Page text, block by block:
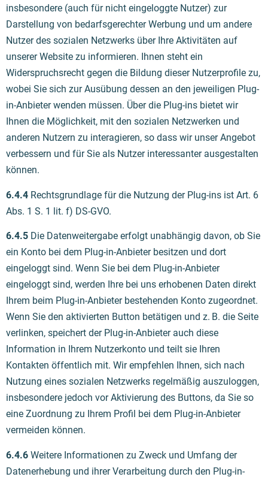
insbesondere (auch für nicht eingeloggte Nutzer) zur
Darstellung von bedarfsgerechter Werbung und um andere
Nutzer des sozialen Netzwerks über Ihre Aktivitäten auf
unserer Website zu informieren. Ihnen steht ein
Widerspruchsrecht gegen die Bildung dieser Nutzerprofile zu,
wobei Sie sich zur Ausübung dessen an den jeweiligen Plug-
in-Anbieter wenden müssen. Über die Plug-ins bietet wir
Ihnen die Möglichkeit, mit den sozialen Netzwerken und
anderen Nutzern zu interagieren, so dass wir unser Angebot
verbessern und fürSie als Nutzer interessanter ausgestalten
können.
6.4.4 Rechtsgrundlage für die Nutzung der Plug-ins ist Art. 6
Abs. 1 S. 1 lit. f) DS-GVO.
6.4.5 Die Datenweitergabe erfolgt unabhängig davon, ob Sie
ein Konto bei dem Plug-in-Anbieter besitzen und dort
eingeloggt sind. Wenn Sie bei dem Plug-in-Anbieter
eingeloggt sind, werden Ihre bei uns erhobenen Daten direkt
Ihrem beim Plug-in-Anbieter bestehenden Konto zugeordnet.
Wenn Sie den aktivierten Button betätigen und z. B. die Seite
verlinken, speichert der Plug-in-Anbieter auch diese
Information in Ihrem Nutzerkonto und teilt sie Ihren
Kontakten öffentlich mit. Wir empfehlen Ihnen, sich nach
Nutzung eines sozialen Netzwerks regelmäßig auszuloggen,
insbesondere jedoch vor Aktivierung des Buttons, da Sie so
eine Zuordnung zu Ihrem Profil bei dem Plug-in-Anbieter
vermeiden können.
6.4.6 Weitere Informationen zu Zweck und Umfang der
Datenerhebung und ihrer Verarbeitung durch den Plug-in-